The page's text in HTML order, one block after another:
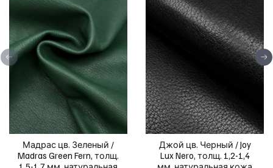
Мадрас цв. Зеленый /
Madras Green Fern, толщ.
Джой цв. Черный / Joy
Lux Nero, толщ. 1,2-1,4